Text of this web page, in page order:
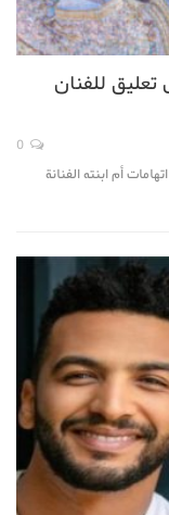
للفنان
أم ابنته الفنانة